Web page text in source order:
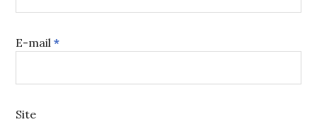
E-mail*
Site